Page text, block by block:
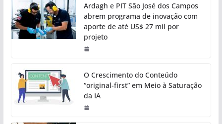
Ardagh e PIT São José dos Campos
abrem programa de inovação com
aporte de até US$ 27 mil por
projeto
O Crescimento do Conteúdo
“original-first” em Meio à Saturação
da IA